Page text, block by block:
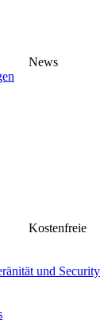
News
Kostenfreie
und Security